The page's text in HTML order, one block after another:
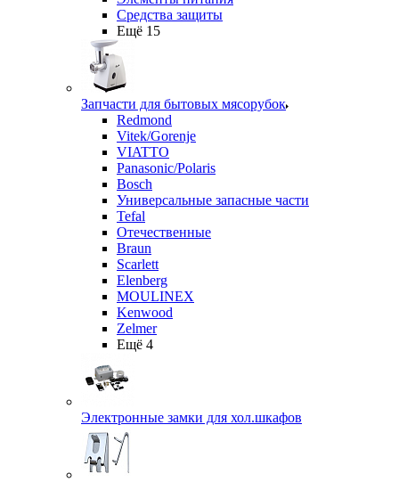
Средства защиты
Ещё 15
Запчасти для бытовых мясорубок
Redmond
Vitek/Gorenje
VIATTO
Panasonic/Polaris
Bosch
Универсальные запасные части
Tefal
Отечественные
Braun
Scarlett
Elenberg
MOULINEX
Kenwood
Zelmer
Ещё 4
Электронные замки для хол.шкафов